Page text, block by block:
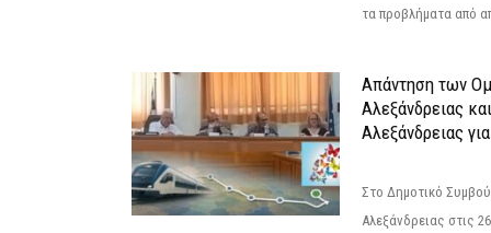
τα προβλήματα από
Απάντηση των
Αλεξάνδρειας
Αλεξάνδρειας
Στο Δημοτικό
Αλεξάνδρειας στις